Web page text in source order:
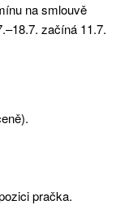
na smlouvě
začíná 11.7.
pračka.